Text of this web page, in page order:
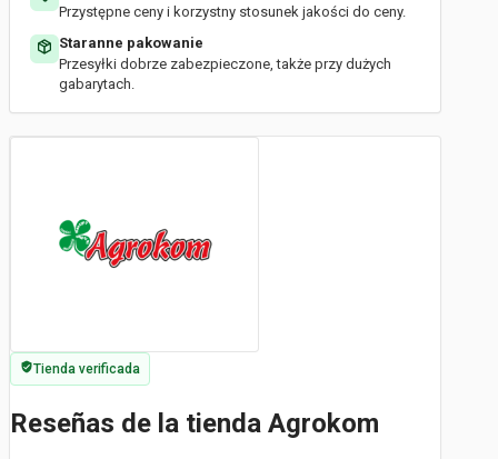
Przystępne ceny i korzystny stosunek jakości do ceny.
Staranne pakowanie
Przesyłki dobrze zabezpieczone, także przy dużych
gabarytach.
Tienda verificada
Reseñas de la tienda Agrokom